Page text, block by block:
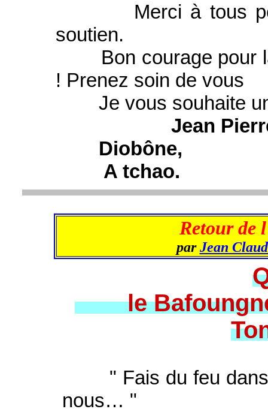
Merci à tous pour
soutien.
Bon courage pour la
! Prenez soin de vous
Je vous souhaite un
Jean
Diobône,
A tchao.
Retour de
parJean
le Bafoungne
" Fais du feu dans
nous… "